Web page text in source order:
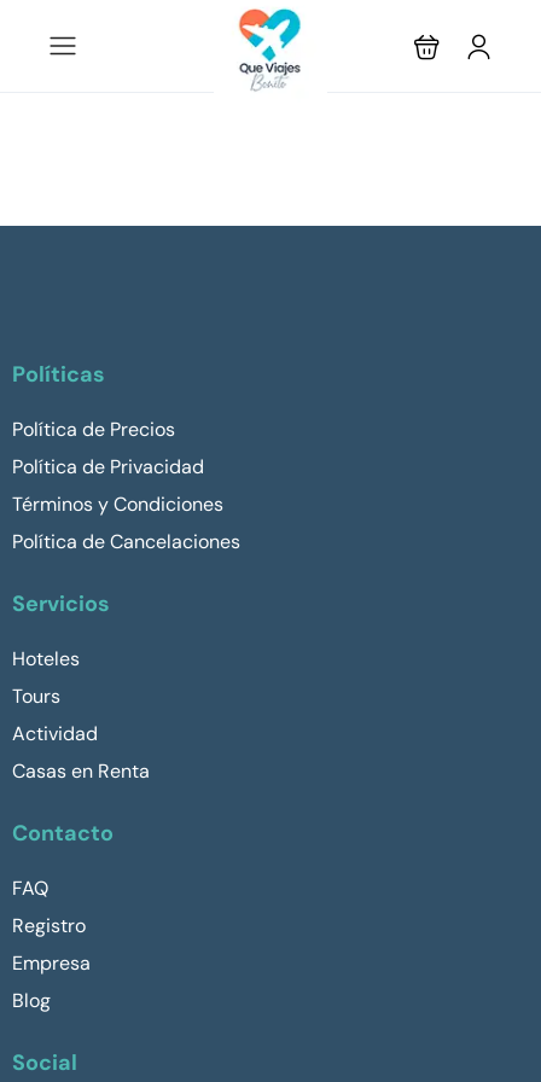
Políticas
Política de Precios
Política de Privacidad
Términos y Condiciones
Política de Cancelaciones
Servicios
Hoteles
Tours
Actividad
Casas en Renta
Contacto
FAQ
Registro
Empresa
Blog
Social